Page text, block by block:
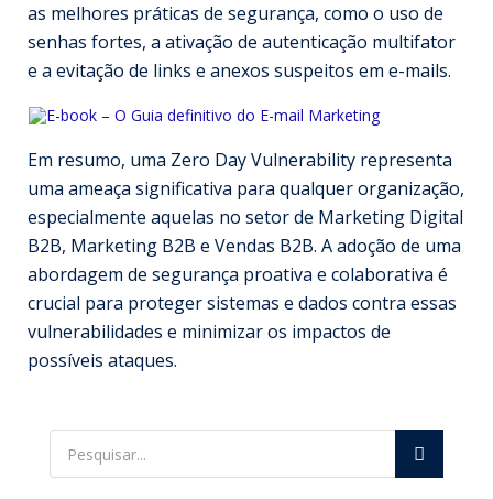
as melhores práticas de segurança, como o uso de
senhas fortes, a ativação de autenticação multifator
e a evitação de links e anexos suspeitos em e-mails.
Em resumo, uma Zero Day Vulnerability representa
uma ameaça significativa para qualquer organização,
especialmente aquelas no setor de Marketing Digital
B2B, Marketing B2B e Vendas B2B. A adoção de uma
abordagem de segurança proativa e colaborativa é
crucial para proteger sistemas e dados contra essas
vulnerabilidades e minimizar os impactos de
possíveis ataques.